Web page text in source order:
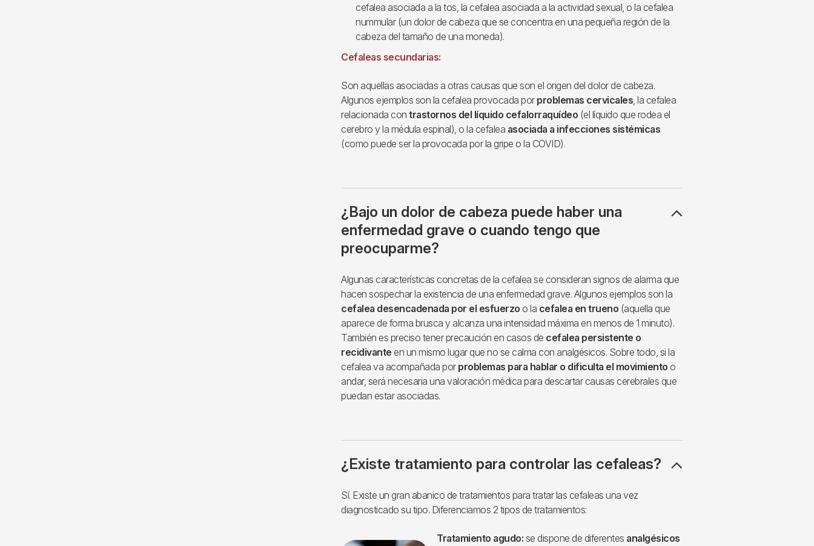
cefalea asociada a la tos, la cefalea asociada a la actividad sexual, o la cefalea
nummular (un dolor de cabeza que se concentra en una pequeña región de la
cabeza del tamaño de una moneda).
Cefaleas secundarias:
Son aquellas asociadas a otras causas que son el origen del dolor de cabeza.
Algunos ejemplos son la cefalea provocada por problemas cervicales , la cefalea
relacionada con trastornos del líquido cefalorraquídeo (el líquido que rodea el
cerebro y la médula espinal), o la cefalea asociada a infecciones sistémicas
(como puede ser la provocada por la gripe o la COVID).
¿Bajo un dolor de cabeza puede haber una
enfermedad grave o cuando tengo que
preocuparme?
Algunas características concretas de la cefalea se consideran signos de alarma que
hacen sospechar la existencia de una enfermedad grave. Algunos ejemplos son la
cefalea desencadenada por el esfuerzo o la cefalea en trueno (aquella que
aparece de forma brusca y alcanza una intensidad máxima en menos de 1 minuto).
También es preciso tener precaución en casos de cefalea persistente o
recidivante en un mismo lugar que no se calma con analgésicos. Sobre todo, si la
cefalea va acompañada por problemas para hablar o dificulta el movimiento o
andar, será necesaria una valoración médica para descartar causas cerebrales que
puedan estar asociadas.
¿Existe tratamiento para controlar las cefaleas?
Sí. Existe un gran abanico de tratamientos para tratar las cefaleas una vez
diagnosticado su tipo. Diferenciamos 2 tipos de tratamientos:
Tratamiento agudo: se dispone de diferentes analgésicos